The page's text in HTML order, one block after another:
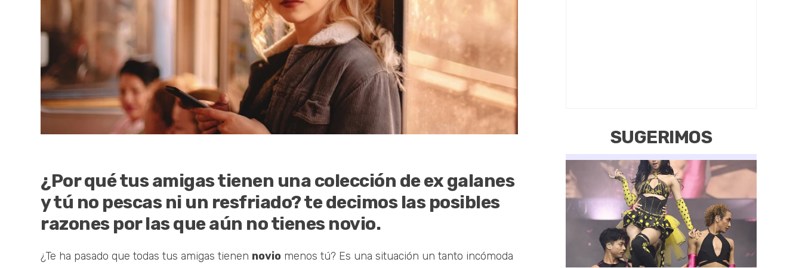
¿Por qué tus amigas tienen una colección de ex galanes
y tú no pescas ni un resfriado? te decimos las posibles
razones por las que aún no tienes novio.
¿Te ha pasado que todas tus amigas tienen novio menos tú? Es una situación un tanto incómoda
SUGERIMOS